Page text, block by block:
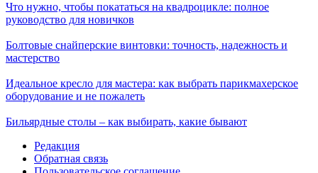
Что нужно, чтобы покататься на квадроцикле: полное
руководство для новичков
Болтовые снайперские винтовки: точность, надежность и
мастерство
Идеальное кресло для мастера: как выбрать парикмахерское
оборудование и не пожалеть
Бильярдные столы – как выбирать, какие бывают
Редакция
Обратная связь